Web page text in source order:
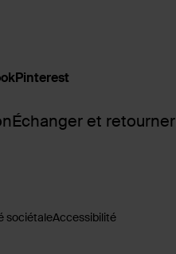
Échanger et retourner
Pinterest
sociétaleAccessibilité